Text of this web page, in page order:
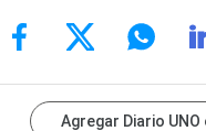
Agregar Diario UNO